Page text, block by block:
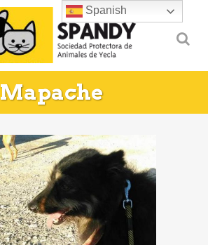
Mapache
Spanish